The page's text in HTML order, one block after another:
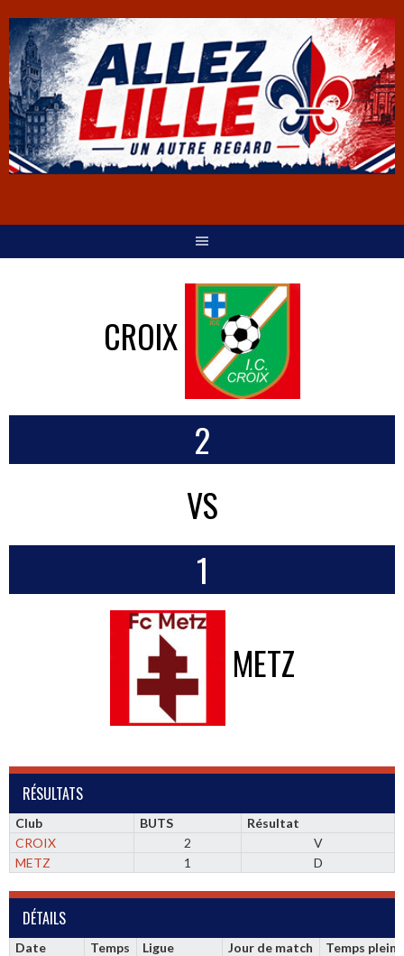
CROIX
2
VS
1
METZ
RÉSULTATS
Club BUTS
Résultat
CROIX
2
V
METZ
1 D
DÉTAILS
Date Temps Ligue Jour de match
Temps plein